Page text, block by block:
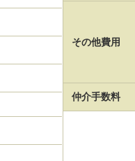
その他費用
仲介手数料